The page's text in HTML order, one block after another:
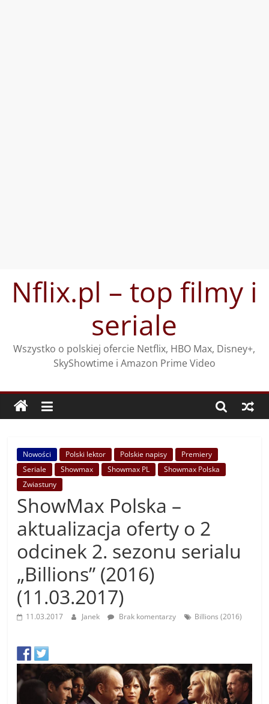
treściNflix.pl – top filmy i
seriale
Wszystko o polskiej ofercie Netflix, HBO Max, Disney+,
SkyShowtime i Amazon Prime Video
Nowości Polski lektor Polskie napisy
Premiery
Seriale
Showmax Showmax PL
Showmax Polska
Zwiastuny
ShowMax Polska –
aktualizacja oferty o 2
odcinek 2. sezonu serialu
„Billions” (2016)
(11.03.2017)
11.03.2017 Janek Brak komentarzy Billions (2016)